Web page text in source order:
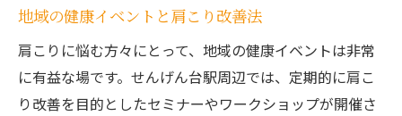
地域の健康イベントと肩こり改善法
肩こりに悩む方々にとって、地域の健康イベントは非常
に有益な場です。せんげん台駅周辺では、定期的に肩こ
り改善を目的としたセミナーやワークショップが開催さ